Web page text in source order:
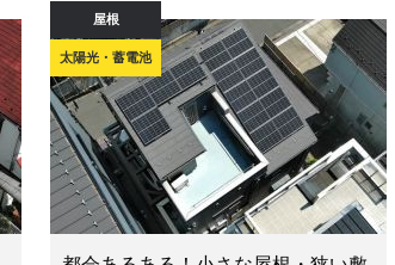
屋根
太陽光・蓄電池